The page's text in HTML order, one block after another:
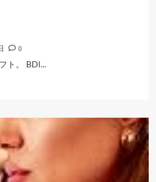
0
ト。 BDl...